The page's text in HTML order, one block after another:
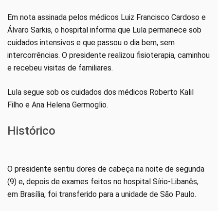
Em nota assinada pelos médicos Luiz Francisco Cardoso e
Álvaro Sarkis, o hospital informa que Lula permanece sob
cuidados intensivos e que passou o dia bem, sem
intercorrências. O presidente realizou fisioterapia, caminhou
e recebeu visitas de familiares.
Lula segue sob os cuidados dos médicos Roberto Kalil
Filho e Ana Helena Germoglio.
Histórico
O presidente sentiu dores de cabeça na noite de segunda
(9) e, depois de exames feitos no hospital Sírio-Libanês,
em Brasília, foi transferido para a unidade de São Paulo.